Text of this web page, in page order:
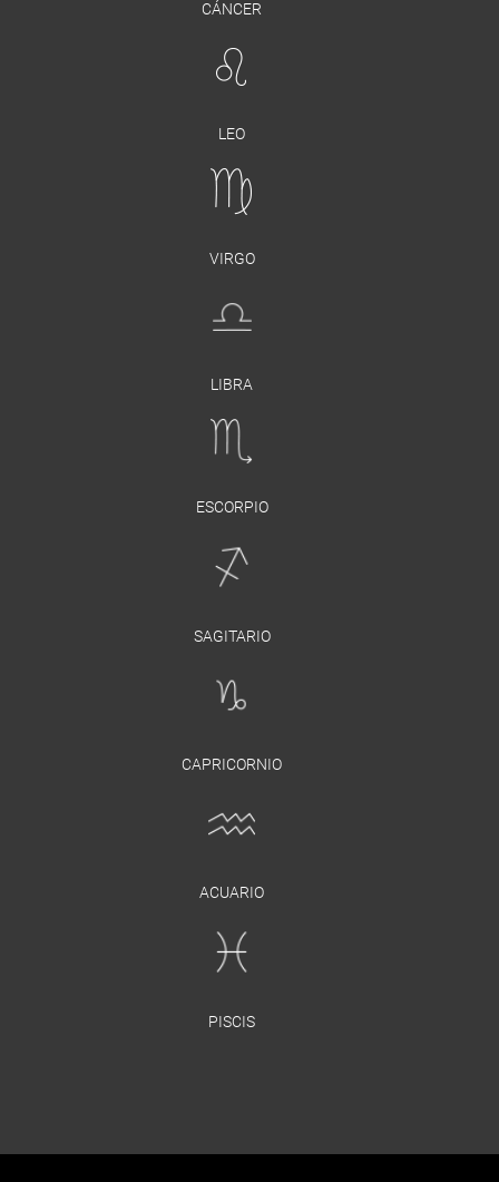
CÁNCER
LEO
VIRGO
LIBRA
ESCORPIO
SAGITARIO
CAPRICORNIO
ACUARIO
PISCIS